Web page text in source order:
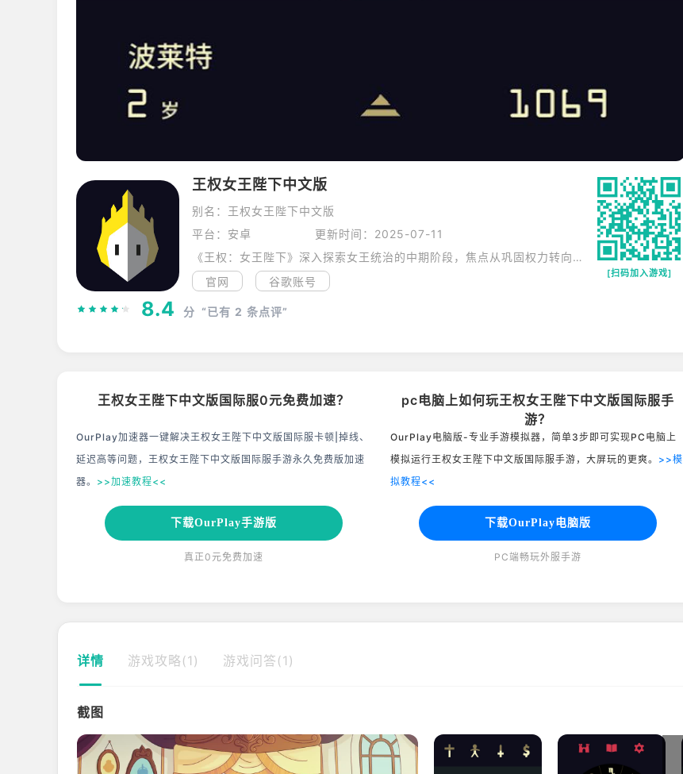
王权女王陛下中文版
别名：王权女王陛下中文版
平台：安卓
更新时间：2025-07-11
《王权：女王陛下》深入探索女王统治的中期阶段，焦点从巩固权力转向治理成就。新增的建设系统允许你规划城市发展，投资教育、医疗或军事等不同领域。继承人培养成为重要内容，你的教育方式将决定下一代统治者的能力与性格。国际舞台更加活跃，通过公主外交、文化输出等方式扩大王国影响力。季节变化影响事件类型，冬季要应对粮食短缺，春季则适合举办外交盛会。更细致的人物关系网让宫廷政治更加真实复杂。作为女王，你的每个决定都在书写历史。
官网
谷歌账号
[扫码加入游戏]
8.4 分 “已有 2 条点评”
王权女王陛下中文版国际服0元免费加速？
OurPlay加速器一键解决王权女王陛下中文版国际服卡顿|掉线、
延迟高等问题，王权女王陛下中文版国际服手游永久免费版加速
器。 >>加速教程<<
下载OurPlay手游版
真正0元免费加速
pc电脑上如何玩王权女王陛下中文版国际服手
游？
OurPlay电脑版-专业手游模拟器，简单3步即可实现PC电脑上
模拟运行王权女王陛下中文版国际服手游，大屏玩的更爽。 >>模
拟教程<<
下载OurPlay电脑版
PC端畅玩外服手游
详情 游戏攻略(1) 游戏问答(1)
截图